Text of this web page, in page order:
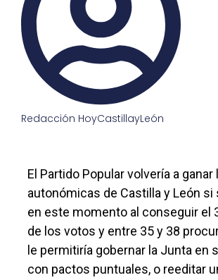
Redacción HoyCastillayLeón
El Partido Popular volvería a
autonómicas de Castilla y León si
en este momento al conseguir el
de los votos y entre 35 y 38
le permitiría gobernar la Junta en
con pactos puntuales, o reeditar